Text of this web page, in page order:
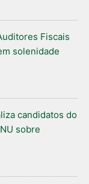
Fiscais
solenidade
candidatos do
sobre